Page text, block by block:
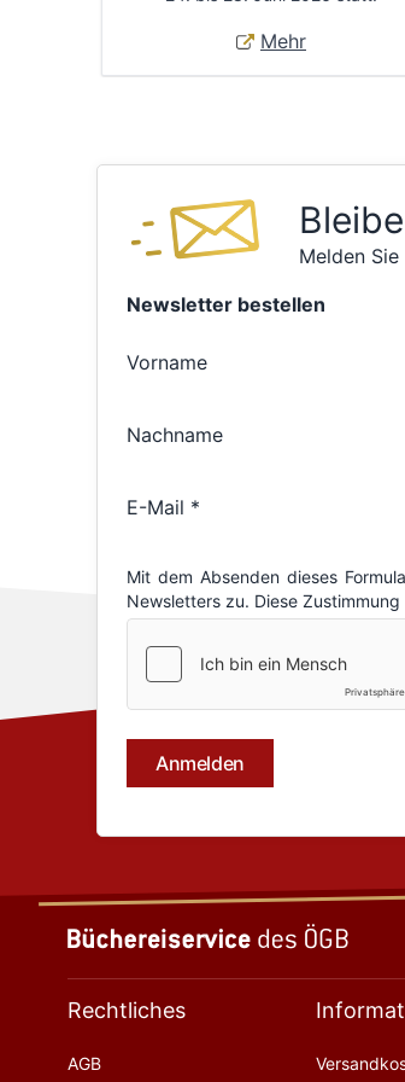
Mehr
Melden
Rechtliches
AGB